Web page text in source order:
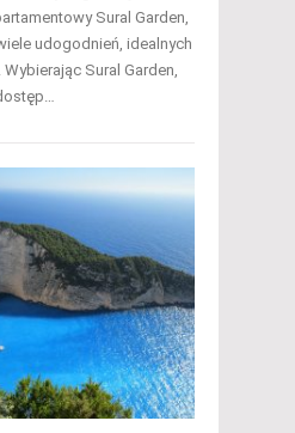
Sural Garden,
udogodnień, idealnych
Sural Garden,